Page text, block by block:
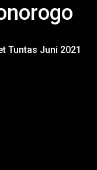
Tuntas Juni 2021